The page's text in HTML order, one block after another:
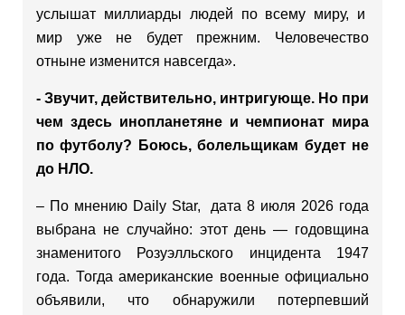
услышат миллиарды людей по всему миру, и
мир уже не будет прежним. Человечество
отныне изменится навсегда».
- Звучит, действительно, интригующе. Но при
чем здесь инопланетяне и чемпионат мира
по футболу? Боюсь, болельщикам будет не
до НЛО.
– По мнению Daily Star, дата 8 июля 2026 года
выбрана не случайно: этот день — годовщина
знаменитого Розуэлльского инцидента 1947
года. Тогда американские военные официально
объявили, что обнаружили потерпевший